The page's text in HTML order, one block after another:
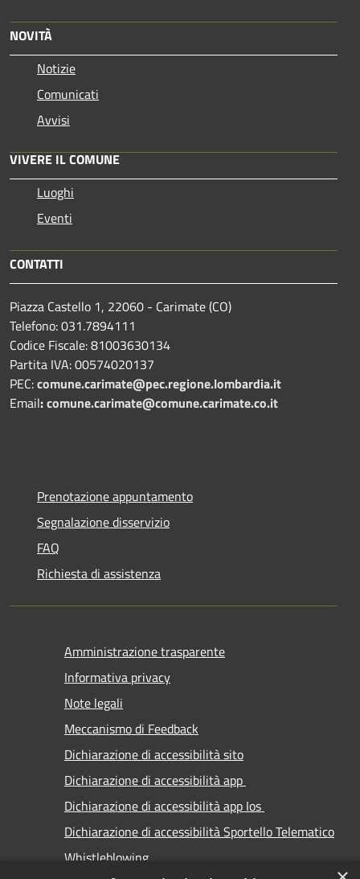
NOVITÀ
Notizie
Comunicati
Avvisi
VIVERE IL COMUNE
Luoghi
Eventi
CONTATTI
Piazza Castello 1, 22060 - Carimate (CO)
Telefono: 031.7894111
Codice Fiscale: 81003630134
Partita IVA: 00574020137
PEC:comune.carimate@pec.regione.lombardia.it
Email:comune.carimate@comune.carimate.co.it
Prenotazione appuntamento
Segnalazione disservizio
FAQ
Richiesta di assistenza
Amministrazione trasparente
Informativa privacy
Note legali
Meccanismo di Feedback
Dichiarazione di accessibilità sito
Dichiarazione di accessibilità app
Dichiarazione di accessibilità app Ios
Dichiarazione di accessibilità Sportello Telematico
Whistleblowing